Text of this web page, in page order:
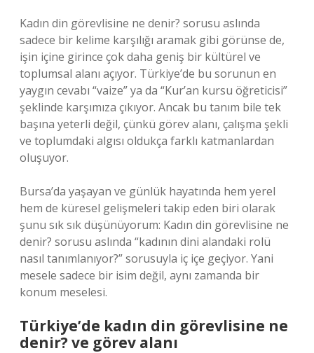
Kadın din görevlisine ne denir? sorusu aslında
sadece bir kelime karşılığı aramak gibi görünse de,
işin içine girince çok daha geniş bir kültürel ve
toplumsal alanı açıyor. Türkiye’de bu sorunun en
yaygın cevabı “vaize” ya da “Kur’an kursu öğreticisi”
şeklinde karşımıza çıkıyor. Ancak bu tanım bile tek
başına yeterli değil, çünkü görev alanı, çalışma şekli
ve toplumdaki algısı oldukça farklı katmanlardan
oluşuyor.
Bursa’da yaşayan ve günlük hayatında hem yerel
hem de küresel gelişmeleri takip eden biri olarak
şunu sık sık düşünüyorum: Kadın din görevlisine ne
denir? sorusu aslında “kadının dini alandaki rolü
nasıl tanımlanıyor?” sorusuyla iç içe geçiyor. Yani
mesele sadece bir isim değil, aynı zamanda bir
konum meselesi.
Türkiye’de kadın din görevlisine ne
denir? ve görev alanı